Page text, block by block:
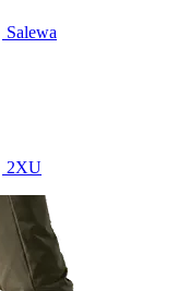
Salewa
2XU